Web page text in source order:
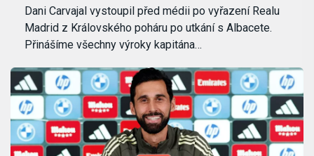
Dani Carvajal vystoupil před médii po vyřazení Realu
Madrid z Královského poháru po utkání s Albacete.
Přinášíme všechny výroky kapitána…